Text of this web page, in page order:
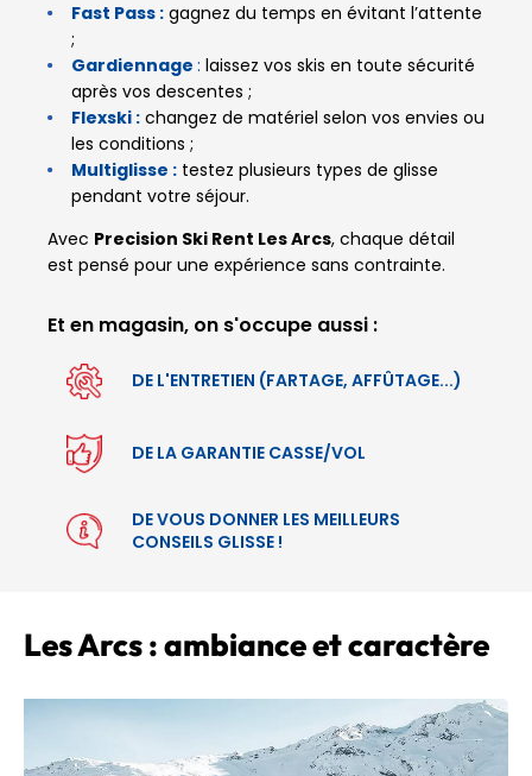
Fast Pass : gagnez du temps en évitant l’attente
;
Gardiennage : laissez vos skis en toute sécurité
après vos descentes ;
Flexski : changez de matériel selon vos envies ou
les conditions ;
Multiglisse : testez plusieurs types de glisse
pendant votre séjour.
Avec Precision Ski Rent Les Arcs, chaque détail
est pensé pour une expérience sans contrainte.
Et en magasin, on s'occupe aussi :
DE L'ENTRETIEN (FARTAGE, AFFÛTAGE...)
DE LA GARANTIE CASSE/VOL
DE VOUS DONNER LES MEILLEURS
CONSEILS GLISSE !
Les Arcs : ambiance et caractère